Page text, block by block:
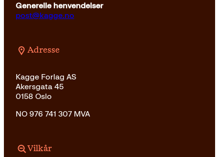
Generelle henvendelser
post@kagge.no
Adresse
Kagge Forlag AS
Akersgata 45
0158 Oslo
NO 976 741 307 MVA
Vilkår